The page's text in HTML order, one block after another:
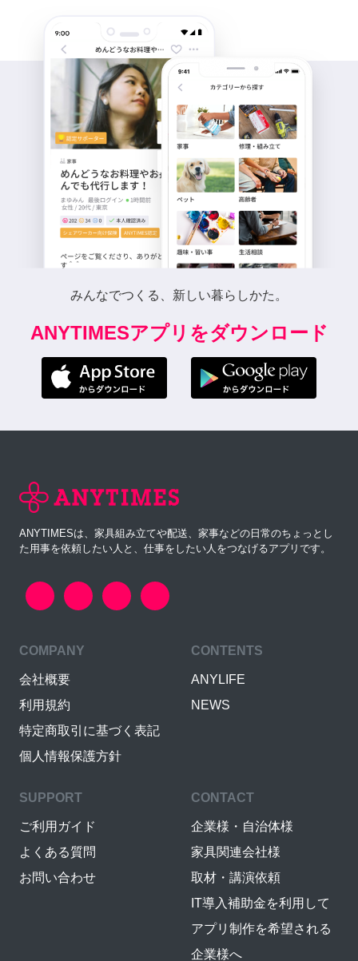
みんなでつくる、新しい暮らしかた。
ANYTIMESアプリをダウンロード
ANYTIMESは、家具組み立てや配送、家事などの日常のちょっとし
た用事を依頼したい人と、仕事をしたい人をつなげるアプリです。
COMPANY
会社概要
利用規約
特定商取引に基づく表記
個人情報保護方針
CONTENTS
ANYLIFE
NEWS
SUPPORT
ご利用ガイド
よくある質問
お問い合わせ
CONTACT
企業様・自治体様
家具関連会社様
取材・講演依頼
IT導入補助金を利用して
アプリ制作を希望される
企業様へ